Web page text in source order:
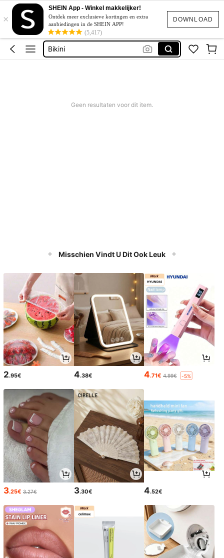
DOWNLOAD
×
SHEIN App - Winkel makkelijker!
Ontdek meer exclusieve kortingen en extra
aanbiedingen in de SHEIN APP!
(5,417)
Corrigerend Badpak
Katoen
Squishy
Bikini
Geen resultaten voor dit item.
Misschien Vindt U Dit Ook Leuk
2.95€ 4.38€ 4.71€ 4.99€ -5%
3.25€ 3.27€ 3.30€ 4.52€